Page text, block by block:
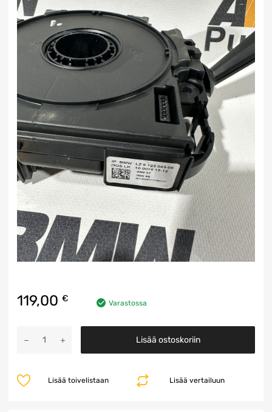
119,00 € Varastossa
määrä
Lisää ostoskoriin
Lisää vertailuun
Lisää toivelistaan